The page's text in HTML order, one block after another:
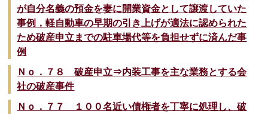
が自分名義の預金を妻に開業資金として譲渡していた
事例，軽自動車の早期の引き上げが適法に認められた
ため破産申立までの駐車場代等を負担せずに済んだ事
例
Ｎｏ．７８ 破産申立⇒内装工事を主な業務とする会
社の破産事件
Ｎｏ．７７ １００名近い債権者を丁寧に処理し、破